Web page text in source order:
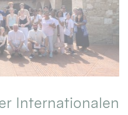
Internationalen